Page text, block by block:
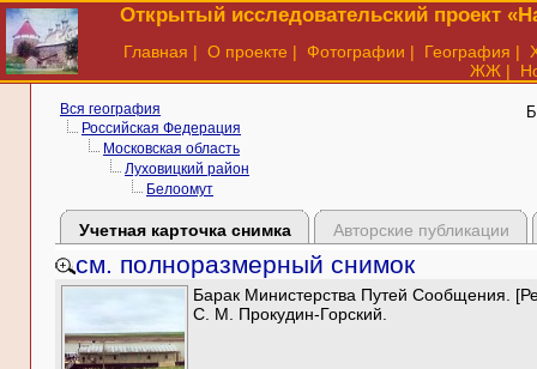
Открытый исследовательский проект
Главная | О проекте | Фотографии | География |
ЖЖ |
Вся география
Российская Федерация
Московская область
Луховицкий район
Белоомут
Учетная карточка снимка Авторские публикации
см. полноразмерный снимок
Барак Министерства Путей Сообщения.
С. М. Прокудин-Горский.